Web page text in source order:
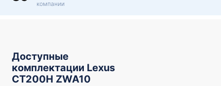
компании
Доступные
комплектации Lexus
CT200H ZWA10